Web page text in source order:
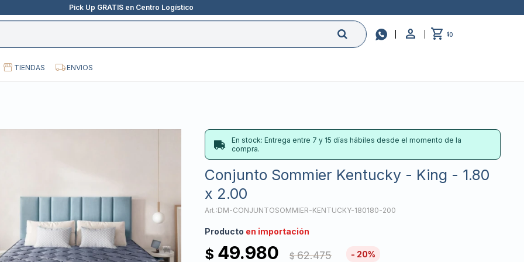
Pick Up GRATIS en Centro Logístico
 $0
TIENDAS ENVIOS
En stock: Entrega entre 7 y 15 días hábiles desde el momento de la
compra.
Conjunto Sommier Kentucky - King - 1.80
x 2.00
DM-CONJUNTOSOMMIER-KENTUCKY-180180-200
Producto en importación
$ 49.980 $ 62.475 20